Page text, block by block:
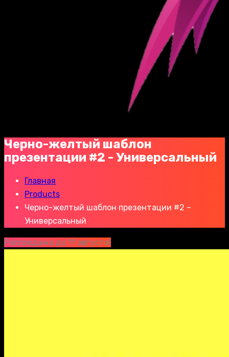
Черно-желтый шаблон
презентации #2 - Универсальный
Главная
Products
Черно-желтый шаблон презентации #2 –
Универсальный
Распродажа до 11 августа!